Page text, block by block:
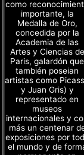
como
importante, la
Medalla de Oro,
concedida por la
Academia de las
Artes y Ciencias de
Paris, galardón que
también poseian
artistas como
y Juan Gris) y
representado en
museos
internacionales y
más un centenar
exposiciones por
el mundo y de